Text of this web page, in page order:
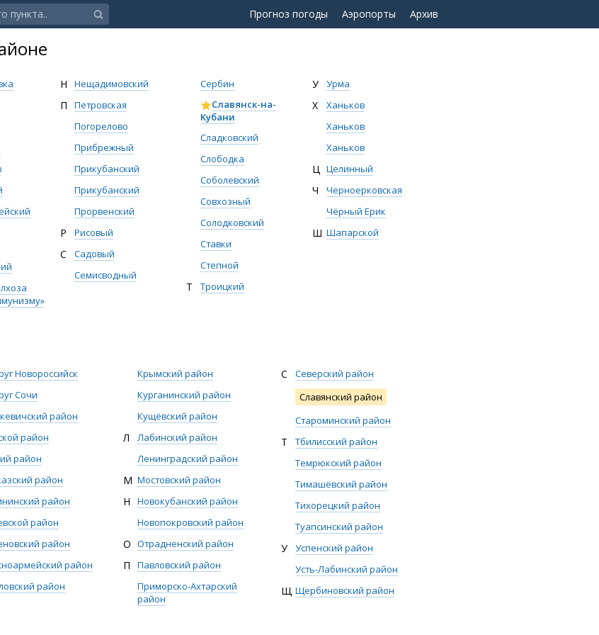
Прогноз погоды Аэропорты Архив
Н Нещадимовский
П
Петровская
Погорелово
Прибрежный
Прикубанский
Прикубанский
Прорвенский
Р Рисовый
С
Садовый
Семисводный
Сербин
Славянск-на-
Кубани
Сладковский
Слободка
Соболевский
Совхозный
Солодковский
Ставки
Степной
Т Троицкий
У Урма
Х
Ханьков
Ханьков
Ханьков
Ц Целинный
Ч
Черноерковская
Чёрный Ерик
Ш Шапарской
Новороссийск
Сочи
район
район
район
район
район
район
район
район
район
Крымский район
Курганинский район
Кущёвский район
Л
Лабинский район
Ленинградский район
М Мостовский район
Н
Новокубанский район
Новопокровский район
О Отрадненский район
П
Павловский район
Приморско-Ахтарский
район
С
Северский район
Славянский район
Староминский район
Т
Тбилисский район
Темрюкский район
Тимашёвский район
Тихорецкий район
Туапсинский район
У
Успенский район
Усть-Лабинский район
Щ Щербиновский район